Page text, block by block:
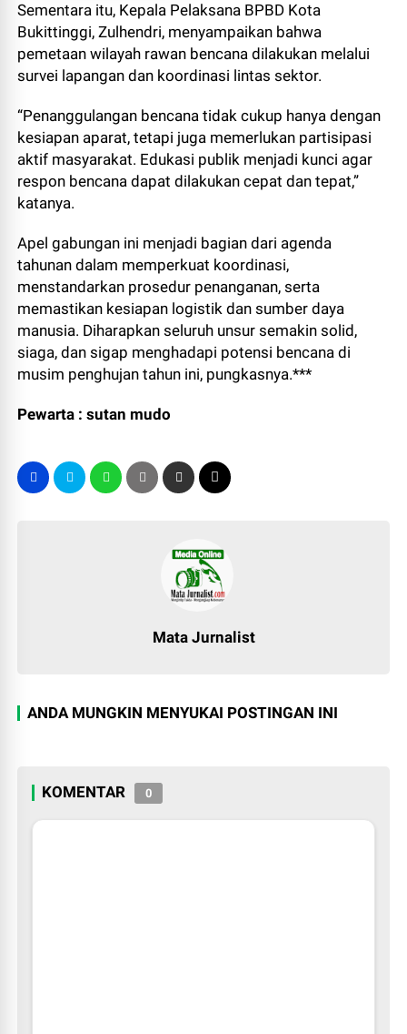
Sementara itu, Kepala Pelaksana BPBD Kota
Bukittinggi, Zulhendri, menyampaikan bahwa
pemetaan wilayah rawan bencana dilakukan melalui
survei lapangan dan koordinasi lintas sektor.
“Penanggulangan bencana tidak cukup hanya dengan
kesiapan aparat, tetapi juga memerlukan partisipasi
aktif masyarakat. Edukasi publik menjadi kunci agar
respon bencana dapat dilakukan cepat dan tepat,”
katanya.
Apel gabungan ini menjadi bagian dari agenda
tahunan dalam memperkuat koordinasi,
menstandarkan prosedur penanganan, serta
memastikan kesiapan logistik dan sumber daya
manusia. Diharapkan seluruh unsur semakin solid,
siaga, dan sigap menghadapi potensi bencana di
musim penghujan tahun ini, pungkasnya.***
Pewarta : sutan mudo
Mata Jurnalist
ANDA MUNGKIN MENYUKAI POSTINGAN INI
KOMENTAR 0